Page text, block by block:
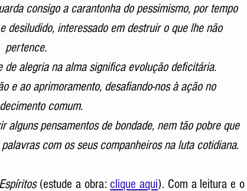
consigo a carantonha do pessimismo, por tempo
desiludido, interessado em destruir o que lhe não
pertence.
alegria na alma significa evolução deficitária.
e ao aprimoramento, desafiando-nos à ação no
comum.
alguns pensamentos de bondade, nem tão pobre que
com os seus companheiros na luta cotidiana.
(estude a obra: clique aqui). Com a leitura e o